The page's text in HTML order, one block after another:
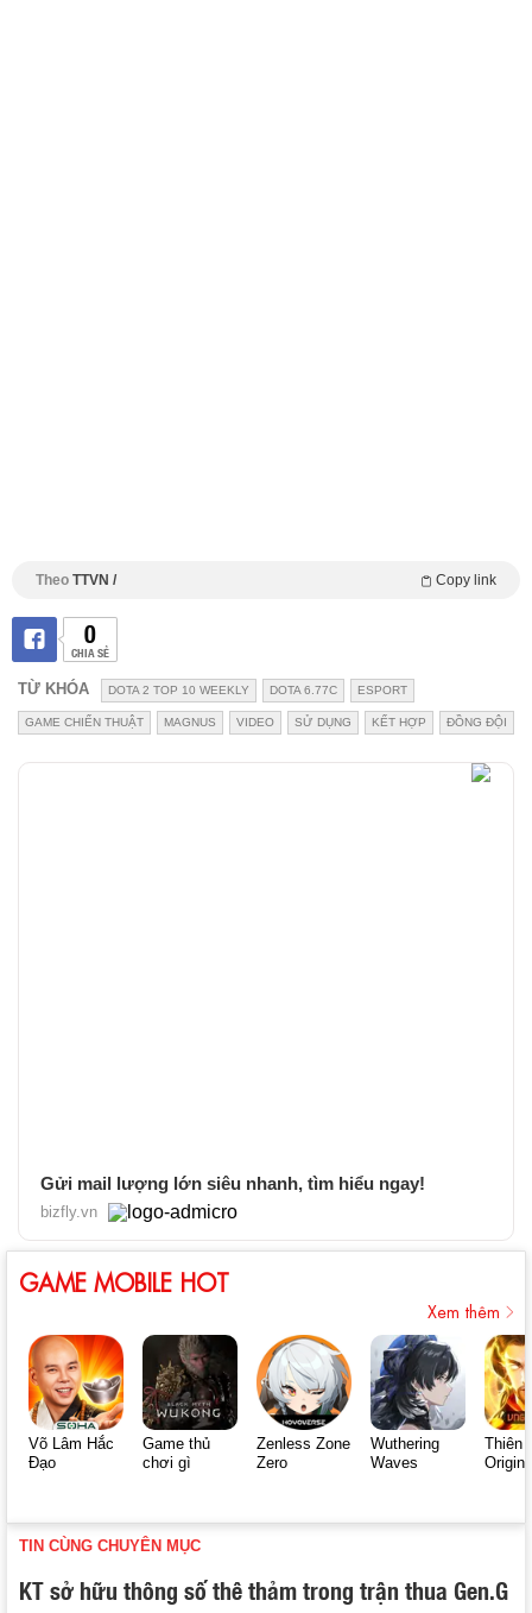
Theo TTVN / Copy link
0
CHIA SẺ
TỪ KHÓA DOTA 2 TOP 10 WEEKLY DOTA 6.77C ESPORT
GAME CHIẾN THUẬT MAGNUS VIDEO SỬ DỤNG KẾT HỢP ĐỒNG ĐỘI
Gửi mail lượng lớn siêu nhanh, tìm hiểu ngay!
bizfly.vn
GAME MOBILE HOT
Xem thêm
Võ Lâm Hắc
Đạo
Game thủ
chơi gì
Zenless Zone
Zero
Wuthering
Waves
Thiên
Origin
TIN CÙNG CHUYÊN MỤC
KT sở hữu thông số thê thảm trong trận thua Gen.G